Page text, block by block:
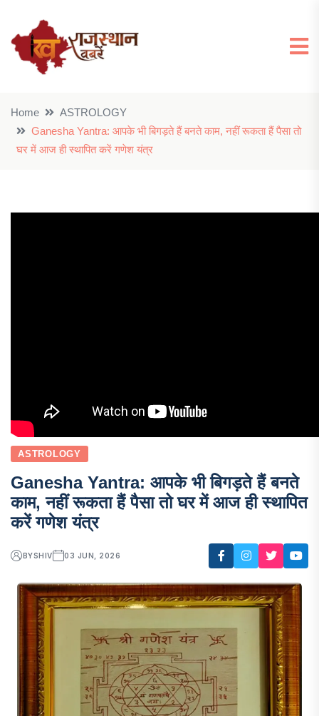
Home
ASTROLOGY
Ganesha Yantra: आपके भी बिगड़ते हैं बनते काम, नहीं रूकता हैं पैसा तो
घर में आज ही स्थापित करें गणेश यंत्र
ASTROLOGY
Ganesha Yantra: आपके भी बिगड़ते हैं बनते
काम, नहीं रूकता हैं पैसा तो घर में आज ही स्थापित
करें गणेश यंत्र
BYSHIV 03 JUN, 2026